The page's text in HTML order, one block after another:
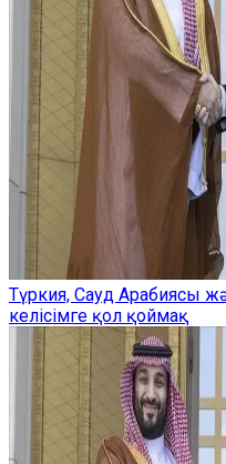
Түркия, Сауд Арабиясы
келісімге қол қоймақ